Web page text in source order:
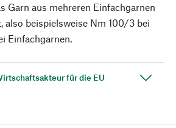
Garn aus mehreren Einfachgarnen
also beispielsweise Nm 100/3 bei
Einfachgarnen.
für die EU